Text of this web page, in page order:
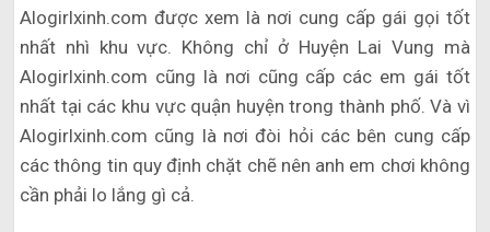
Alogirlxinh.com được xem là nơi cung cấp gái gọi tốt
nhất nhì khu vực. Không chỉ ở Huyện Lai Vung mà
Alogirlxinh.com cũng là nơi cũng cấp các em gái tốt
nhất tại các khu vực quận huyện trong thành phố. Và vì
Alogirlxinh.com cũng là nơi đòi hỏi các bên cung cấp
các thông tin quy định chặt chẽ nên anh em chơi không
cần phải lo lắng gì cả.